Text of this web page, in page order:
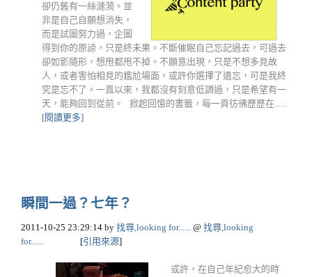
卻仍舊有一絲漣漪。並
非是自己自願想消失，
而是試圖努力過，企圖
得到你的原諒，只是終未果。不斷催眠自己忘記過去，可過去
卻如影隨形，想甩都甩不掉。不願意出現，只是不想多見故
人，或者害怕相見的尷尬場面，或許你選擇了遺忘，可是我終
究是忘不了。一直以來，我都沒有刻意低調過，只是希望有一
天，能夠回到從前。 掀起回憶的書籤，每一頁彷彿歷歷在......
[閱讀更多]
瞬間一過？七年？
2011-10-25 23:29:14 by 找尋,looking for...... @ 找尋,looking
for......
[引用來源]
或許，在自己年紀愈大的時